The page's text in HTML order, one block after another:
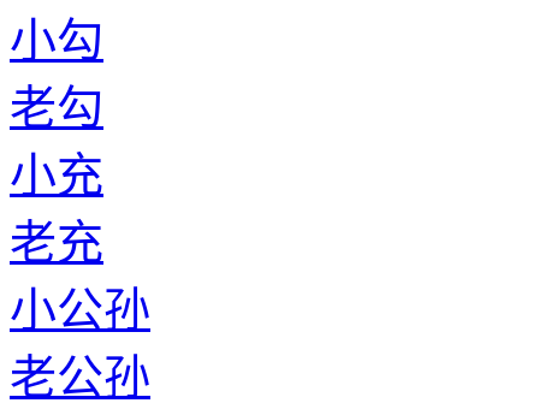
小勾
老勾
小充
老充
小公孙
老公孙